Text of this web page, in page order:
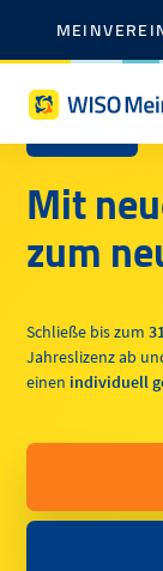
AKTION
Mit
zum
Schließe bis zum
Jahreslizenz ab
einen individuell